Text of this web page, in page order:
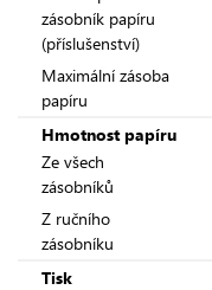
zásobník papíru
(příslušenství)
Maximální zásoba
papíru
Hmotnost papíru
Ze všech
zásobníků
Z ručního
zásobníku
Tisk